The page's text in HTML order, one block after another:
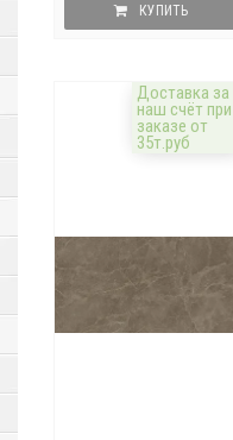
КУПИТЬ
Доставка за
наш счёт при
заказе от
35т.руб